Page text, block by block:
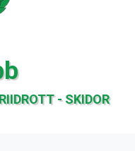
- SKIDOR